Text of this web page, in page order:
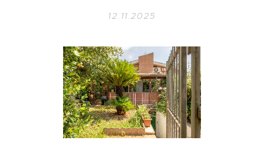
12.11.2025